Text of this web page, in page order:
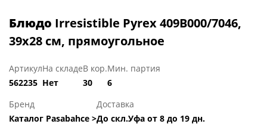
Блюдо Irresistible Pyrex 409B000/7046,
39х28 см, прямоугольное
Артикул
562235
На складе
Нет
В кор.
30
Мин. партия
6
Бренд
Каталог Pasabahce >
Доставка
До скл.Уфа от 8 до 19 дн.